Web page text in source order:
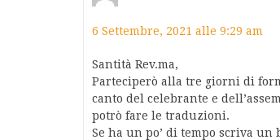
6 Settembre, 2021 alle 9:29 am
Santità Rev.ma,
Parteciperò alla tre giorni di
canto del celebrante e
potrò fare le traduzioni.
Se ha un po’ di tempo scriva un